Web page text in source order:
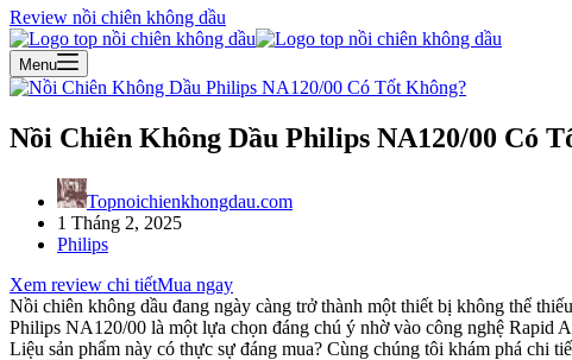
Review nồi chiên không dầu
Menu
Nồi Chiên Không Dầu Philips NA120/00 Có
Topnoichienkhongdau.com
1 Tháng 2, 2025
Philips
Xem review chi tiếtMua ngay
Nồi chiên không dầu đang ngày càng trở thành một thiết bị không thể
Philips NA120/00 là một lựa chọn đáng chú ý nhờ vào công nghệ Rapid
Liệu sản phẩm này có thực sự đáng mua? Cùng chúng tôi khám phá chi